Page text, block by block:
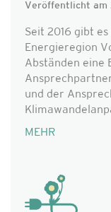
Veröffentlicht am
Seit 2016 gibt
Energieregion
Abständen eine
und der
MEHR